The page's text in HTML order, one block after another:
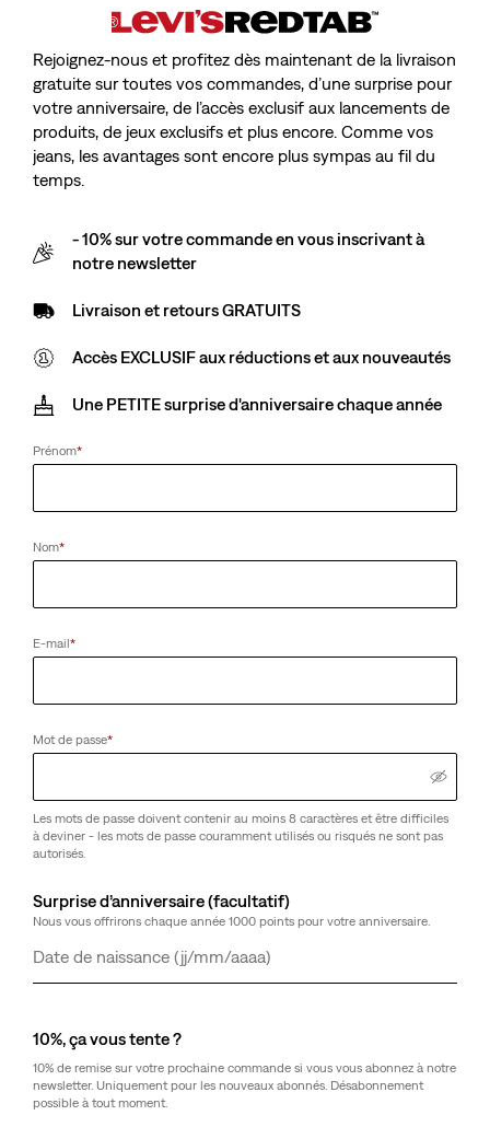
Désolé, La Page Que Vous
Recherchez Est Introuvable.
Veuillez réessayer ultérieurement.
Rejoignez-nous et profitez dès maintenant de la livraison
gratuite sur toutes vos commandes, d’une surprise pour
votre anniversaire, de l’accès exclusif aux lancements de
produits, de jeux exclusifs et plus encore. Comme vos
jeans, les avantages sont encore plus sympas au fil du
temps.
- 10% sur votre commande en vous inscrivant à
notre newsletter
Livraison et retours GRATUITS
Accès EXCLUSIF aux réductions et aux nouveautés
Une PETITE surprise d'anniversaire chaque année
Prénom*
Nom*
E-mail*
Mot de passe*
Les mots de passe doivent contenir au moins 8 caractères et être difficiles
à deviner - les mots de passe couramment utilisés ou risqués ne sont pas
autorisés.
Surprise d’anniversaire (facultatif)
Nous vous offrirons chaque année 1000 points pour votre anniversaire.
Jour
Mois
Année
10%, ça vous tente ?
10% de remise sur votre prochaine commande si vous vous abonnez à notre
newsletter. Uniquement pour les nouveaux abonnés. Désabonnement
possible à tout moment.